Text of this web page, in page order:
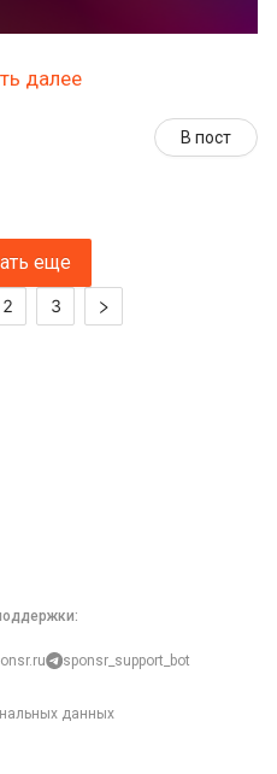
далее
В пост
еще
2 3
sponsr_support_bot
данных